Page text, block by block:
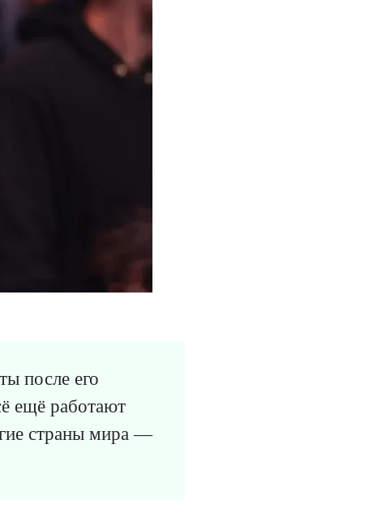
после его
ещё работают
страны мира —